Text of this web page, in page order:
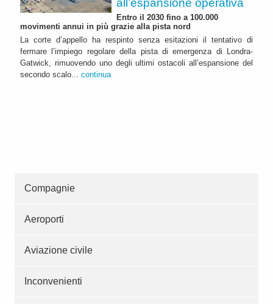
all’espansione operativa
Entro il 2030 fino a 100.000
movimenti annui in più grazie alla pista nord
La corte d’appello ha respinto senza esitazioni il tentativo di
fermare l’impiego regolare della pista di emergenza di Londra-
Gatwick, rimuovendo uno degli ultimi ostacoli all’espansione del
secondo scalo... continua
Compagnie
Aeroporti
Aviazione civile
Inconvenienti